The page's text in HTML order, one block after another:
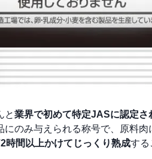
と業界で初めて特定JASに認定さ
のみ与えられる称号で、原料
時間以上かけてじっくり熟成する